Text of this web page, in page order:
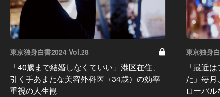
東京独身白書2024 Vol.28
「40歳まで結婚しなくていい」港区在住、
引く手あまたな美容外科医（34歳）の効率
重視の人生観
東京独身
「最近
た」毎
ローバ